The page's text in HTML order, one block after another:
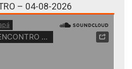
– 04-08-2026